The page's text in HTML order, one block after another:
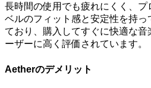
長時間の使用でも疲れにくく、
ベルのフィット感と安定性を持
ており、購入してすぐに快適な
ーザーに高く評価されています。
Aetherのデメリット